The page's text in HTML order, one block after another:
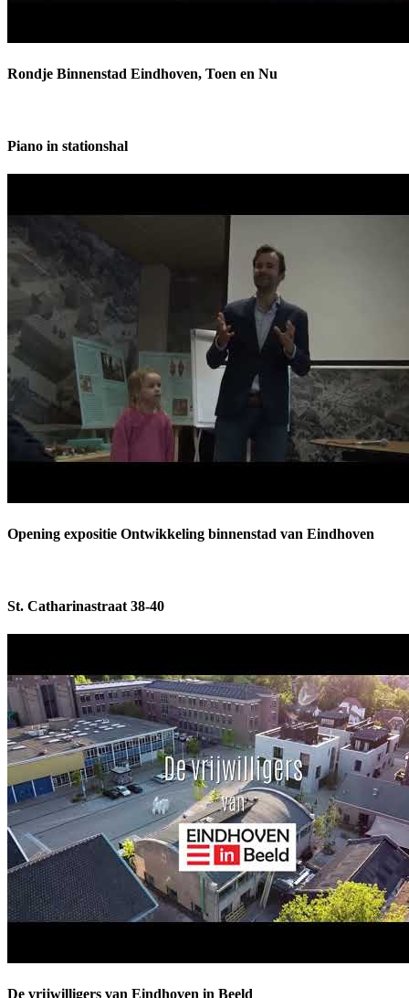
Rondje Binnenstad Eindhoven, Toen en Nu
Piano in stationshal
Opening expositie Ontwikkeling binnenstad van Eindhoven
St. Catharinastraat 38-40
De vrijwilligers van Eindhoven in Beeld